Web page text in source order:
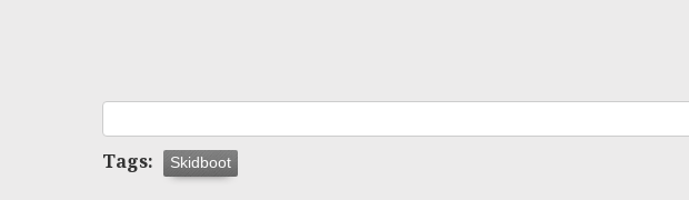
Tags: Skidboot